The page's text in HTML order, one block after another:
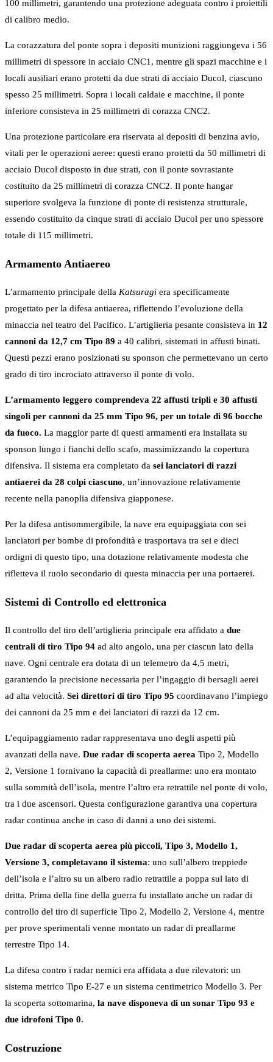
100 millimetri, garantendo una protezione adeguata contro i proiettili
di calibro medio.
La corazzatura del ponte sopra i depositi munizioni raggiungeva i 56
millimetri di spessore in acciaio CNC1, mentre gli spazi macchine e i
locali ausiliari erano protetti da due strati di acciaio Ducol, ciascuno
spesso 25 millimetri. Sopra i locali caldaie e macchine, il ponte
inferiore consisteva in 25 millimetri di corazza CNC2.
Una protezione particolare era riservata ai depositi di benzina avio,
vitali per le operazioni aeree: questi erano protetti da 50 millimetri di
acciaio Ducol disposto in due strati, con il ponte sovrastante
costituito da 25 millimetri di corazza CNC2. Il ponte hangar
superiore svolgeva la funzione di ponte di resistenza strutturale,
essendo costituito da cinque strati di acciaio Ducol per uno spessore
totale di 115 millimetri.
Armamento Antiaereo
L’armamento principale della Katsuragi era specificamente
progettato per la difesa antiaerea, riflettendo l’evoluzione della
minaccia nel teatro del Pacifico. L’artiglieria pesante consisteva in 12
cannoni da 12,7 cm Tipo 89 a 40 calibri, sistemati in affusti binati.
Questi pezzi erano posizionati su sponson che permettevano un certo
grado di tiro incrociato attraverso il ponte di volo.
L’armamento leggero comprendeva 22 affusti tripli e 30 affusti
singoli per cannoni da 25 mm Tipo 96, per un totale di 96 bocche
da fuoco. La maggior parte di questi armamenti era installata su
sponson lungo i fianchi dello scafo, massimizzando la copertura
difensiva. Il sistema era completato da sei lanciatori di razzi
antiaerei da 28 colpi ciascuno, un’innovazione relativamente
recente nella panoplia difensiva giapponese.
Per la difesa antisommergibile, la nave era equipaggiata con sei
lanciatori per bombe di profondità e trasportava tra sei e dieci
ordigni di questo tipo, una dotazione relativamente modesta che
rifletteva il ruolo secondario di questa minaccia per una portaerei.
Sistemi di Controllo ed elettronica
Il controllo del tiro dell’artiglieria principale era affidato a due
centrali di tiro Tipo 94 ad alto angolo, una per ciascun lato della
nave. Ogni centrale era dotata di un telemetro da 4,5 metri,
garantendo la precisione necessaria per l’ingaggio di bersagli aerei
ad alta velocità. Sei direttori di tiro Tipo 95 coordinavano l’impiego
dei cannoni da 25 mm e dei lanciatori di razzi da 12 cm.
L’equipaggiamento radar rappresentava uno degli aspetti più
avanzati della nave. Due radar di scoperta aerea Tipo 2, Modello
2, Versione 1 fornivano la capacità di preallarme: uno era montato
sulla sommità dell’isola, mentre l’altro era retrattile nel ponte di volo,
tra i due ascensori. Questa configurazione garantiva una copertura
radar continua anche in caso di danni a uno dei sistemi.
Due radar di scoperta aerea più piccoli, Tipo 3, Modello 1,
Versione 3, completavano il sistema: uno sull’albero treppiede
dell’isola e l’altro su un albero radio retrattile a poppa sul lato di
dritta. Prima della fine della guerra fu installato anche un radar di
controllo del tiro di superficie Tipo 2, Modello 2, Versione 4, mentre
per prove sperimentali venne montato un radar di preallarme
terrestre Tipo 14.
La difesa contro i radar nemici era affidata a due rilevatori: un
sistema metrico Tipo E-27 e un sistema centimetrico Modello 3. Per
la scoperta sottomarina, la nave disponeva di un sonar Tipo 93 e
due idrofoni Tipo 0.
Costruzione